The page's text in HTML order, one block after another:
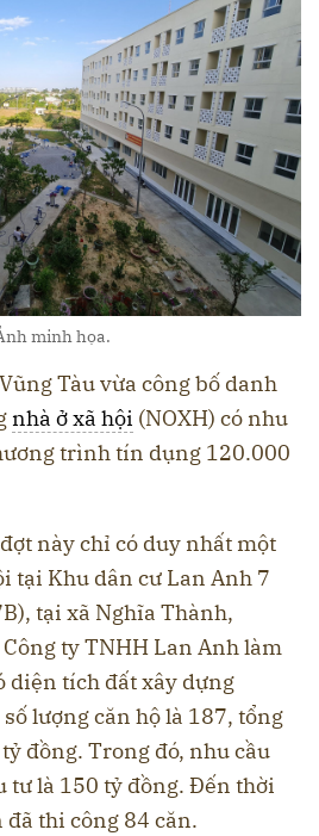
minh họa.
Tàu vừa công bố danh
nhà ở xã hội (NOXH) có nhu
trình tín dụng 120.000
này chỉ có duy nhất một
tại Khu dân cư Lan Anh 7
tại xã Nghĩa Thành,
ty TNHH Lan Anh làm
diện tích đất xây dựng
lượng căn hộ là 187, tổng
đồng. Trong đó, nhu cầu
tư là 150 tỷ đồng. Đến thời
đã thi công 84 căn.